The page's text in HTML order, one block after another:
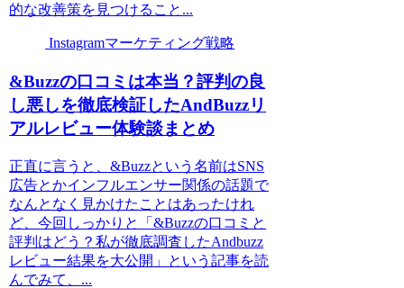
的な改善策を見つけること...
Instagramマーケティング戦略
&Buzzの口コミは本当？評判の良
し悪しを徹底検証したAndBuzzリ
アルレビュー体験談まとめ
正直に言うと、&Buzzという名前はSNS
広告とかインフルエンサー関係の話題で
なんとなく見かけたことはあったけれ
ど、今回しっかりと「&Buzzの口コミと
評判はどう？私が徹底調査したAndbuzz
レビュー結果を大公開」という記事を読
んでみて、...